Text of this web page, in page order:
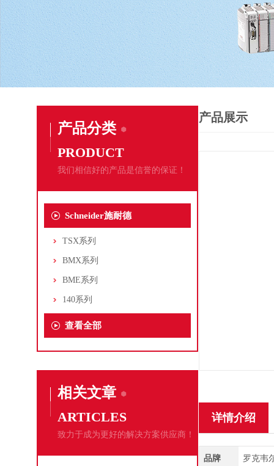
产品分类
PRODUCT
我们相信好的产品是信誉的保证！
Schneider施耐德
TSX系列
BMX系列
BME系列
140系列
查看全部
相关文章
ARTICLES
致力于成为更好的解决方案供应商！
产品展示
详情介绍
品牌 罗克韦